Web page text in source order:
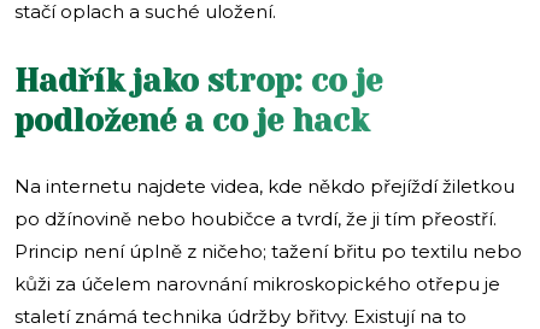
stačí oplach a suché uložení.
Hadřík jako strop: co je
podložené a co je hack
Na internetu najdete videa, kde někdo přejíždí žiletkou
po džínovině nebo houbičce a tvrdí, že ji tím přeostří.
Princip není úplně z ničeho; tažení břitu po textilu nebo
kůži za účelem narovnání mikroskopického otřepu je
staletí známá technika údržby břitvy. Existují na to